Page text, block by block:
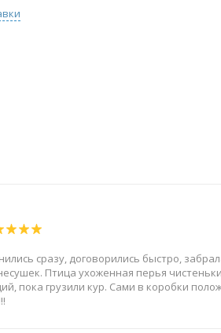
сразу, договорились быстро,
Птица ухоженная перья
пока грузили кур. Сами в коробки